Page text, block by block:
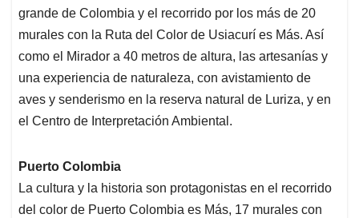
grande de Colombia y el recorrido por los más de 20
murales con la Ruta del Color de Usiacurí es Más. Así
como el Mirador a 40 metros de altura, las artesanías y
una experiencia de naturaleza, con avistamiento de
aves y senderismo en la reserva natural de Luriza, y en
el Centro de Interpretación Ambiental.
Puerto Colombia
La cultura y la historia son protagonistas en el recorrido
del color de Puerto Colombia es Más, 17 murales con